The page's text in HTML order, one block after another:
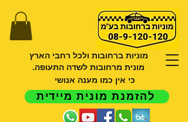
מוניות ברחובות ולכל רחבי הארץ
מונית מרחובות לשדה התעופה.
כי אין כמו מענה אנושי
להזמנת מונית מיידית